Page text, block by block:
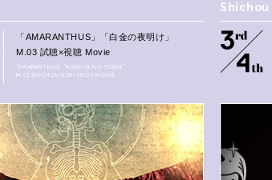
「AMARANTHUS」「白金の夜明け」
M.03 試聴×視聴 Movie
“AMARANTHUS” “HAKKIN NO YOAKE”
M.03 SHICHOU X SHICHOU MOVIE
Shichou